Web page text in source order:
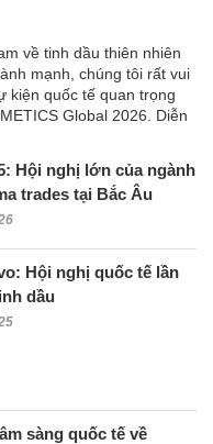
về tinh dầu thiên nhiên
mạnh, chúng tôi rất vui
kiện quốc tế quan trọng
Global 2026. Diễn
Hội nghị lớn của ngành
trades tại Bắc Âu
Hội nghị quốc tế lần
dầu
sàng quốc tế về